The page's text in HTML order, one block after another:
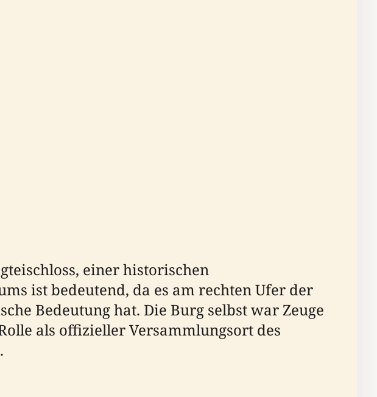
einer historischen
ist bedeutend, da es am rechten Ufer der
Bedeutung hat. Die Burg selbst war Zeuge
als offizieller Versammlungsort des